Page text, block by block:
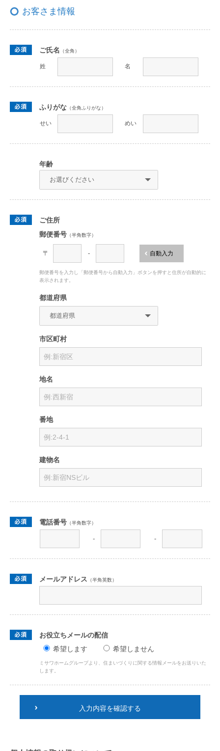
お客さま情報
ご氏名 （全角）
姓 名
ふりがな （全角ふりがな）
せい めい
年齢
ご住所
郵便番号 （半角数字）
〒 - 自動入力
郵便番号を入力し「郵便番号から自動入力」ボタンを押すと住所が自動的に
表示されます。
都道府県
市区町村
地名
番地
建物名
電話番号 （半角数字）
- -
メールアドレス （半角英数）
お役立ちメールの配信
希望します
希望しません
ミサワホームグループより、住まいづくりに関する情報メールをお送りいた
します。
入力内容を確認する